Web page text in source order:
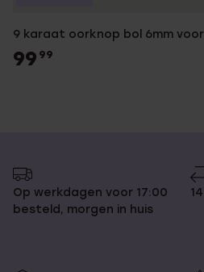
9 karaat oorknop bol 6mm
99 99
Op werkdagen voor 17:00
besteld, morgen in huis